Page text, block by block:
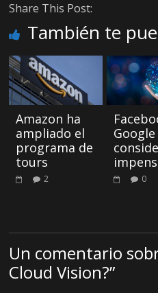
Share This Post:
También te
Amazon ha
ampliado el
programa de
tours
2 0
Un comentario
Cloud Vision?”